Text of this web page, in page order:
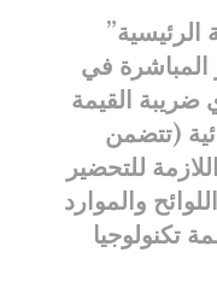
المباشرة في
ضريبة القيمة
(تتضمن
للتحضير
والموارد
تكنولوجيا